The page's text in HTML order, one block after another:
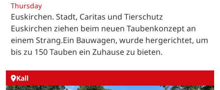
Thursday
Euskirchen. Stadt, Caritas und Tierschutz
Euskirchen ziehen beim neuen Taubenkonzept an
einem Strang.Ein Bauwagen, wurde hergerichtet, um
bis zu 150 Tauben ein Zuhause zu bieten.
Kall